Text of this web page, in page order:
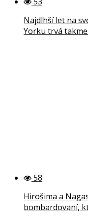
Najdlhší let na
Yorku trvá
58
Hirošima a
bombardovaní,